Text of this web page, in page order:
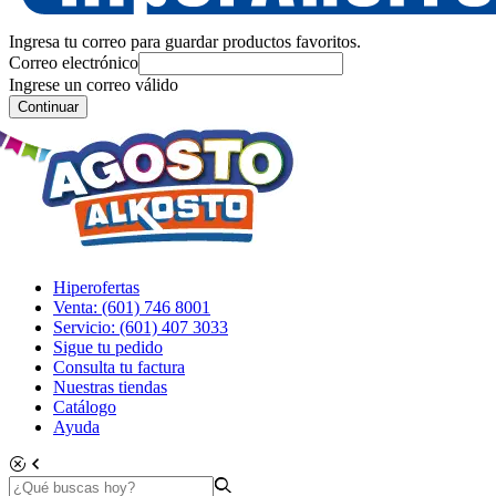
Ingresa tu correo para guardar productos favoritos.
Correo electrónico
Ingrese un correo válido
Continuar
Hiperofertas
Venta: (601) 746 8001
Servicio: (601) 407 3033
Sigue tu pedido
Consulta tu factura
Nuestras tiendas
Catálogo
Ayuda